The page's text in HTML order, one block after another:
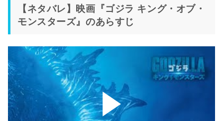
【ネタバレ】映画『ゴジラ キング・オブ・
モンスターズ』のあらすじ